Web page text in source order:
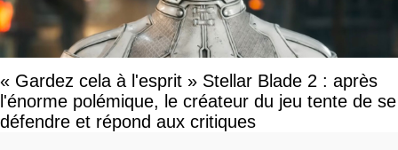
« Gardez cela à l'esprit » Stellar Blade 2 : après
l'énorme polémique, le créateur du jeu tente de se
défendre et répond aux critiques